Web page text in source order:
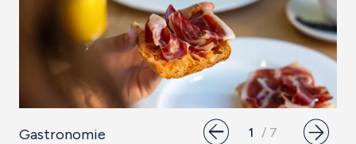
Gastronomie